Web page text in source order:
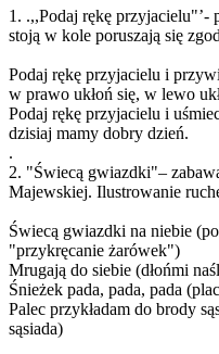
1. .,,Podaj rękę
stoją w kole poruszają się
Podaj rękę przyjacielu i
w prawo ukłoń się, w lewo
Podaj rękę przyjacielu i
dzisiaj mamy dobry dzień.
.
2. "Świecą gwiazdki"–
Majewskiej. Ilustrowanie
Świecą gwiazdki na niebie
"przykręcanie żarówek")
Mrugają do siebie (dłońmi
Śnieżek pada, pada, pada
Palec przykładam do brody
sąsiada)